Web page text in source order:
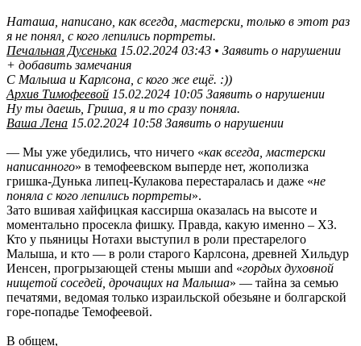
Наташа, написано, как всегда, мастерски, только в этот раз
я не понял, с кого лепились портреты.
Печальная Дусенька 15.02.2024 03:43 • Заявить о нарушении
+ добавить замечания
С Малыша и Карлсона, с кого же ещё. :))
Архив Тимофеевой 15.02.2024 10:05 Заявить о нарушении
Ну ты даешь, Гриша, я и то сразу поняла.
Ваша Лена 15.02.2024 10:58 Заявить о нарушении
— Мы уже убедились, что ничего «как всегда, мастерски
написанного» в темофеевском выперде нет, жополизка
гришка-Дунька липец-Кулакова перестаралась и даже «не
поняла с кого лепились портреты».
Зато вшивая хайфицкая кассирша оказалась на высоте и
моментально просекла фишку. Правда, какую именно – ХЗ.
Кто у пьяницы Нотахи выступил в роли престарелого
Малыша, и кто — в роли старого Карлсона, древней Хильдур
Иенсен, прогрызающей стены мыши and «гордых духовной
нищетой соседей, дрочащих на Малыша» — тайна за семью
печатями, ведомая только израильской обезьяне и болгарской
горе-попадье Темофеевой.
В общем,